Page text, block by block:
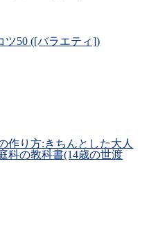
ツ50 ([バラエティ])
作り方:きちんとした大人
科の教科書(14歳の世渡